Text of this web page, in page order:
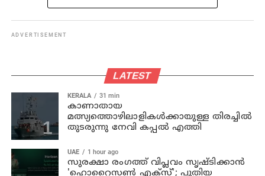
ADVERTISEMENT
LATEST
KERALA 31 min
കാണാതായ
മത്സ്യത്തൊഴിലാളികള്‍ക്കായുള്ള തിരച്ചില്‍
തുടരുന്നു നേവി കപ്പല്‍ എത്തി
UAE 1 hour ago
സുരക്ഷാ രംഗത്ത് വിപ്ലവം സൃഷ്ടിക്കാന്‍
'ഹൊറൈസണ്‍ എക്‌സ്'; പുതിയ